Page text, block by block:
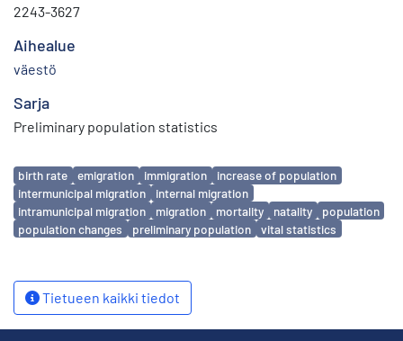
2243-3627
Aihealue
väestö
Sarja
Preliminary population statistics
Avainsanat
birth rate emigration immigration
increase of population
intermunicipal migration
internal migration
intramunicipal migration
migration mortality natality
population
population changes
preliminary population vital statistics
Tietueen kaikki tiedot